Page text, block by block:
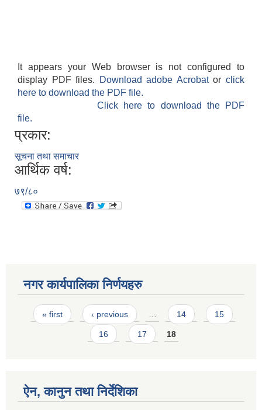
It appears your Web browser is not configured to
display PDF files.
Download adobe Acrobatorclick
here to download the PDF file.
Click here to download the PDF
file.
प्रकार:
सूचना तथा समाचार
आर्थिक वर्ष:
७९/८०
नगर कार्यपालिका निर्णयहरु
Pages
« first ‹ previous … 14 15
16 17 18
ऐन, कानुन तथा निर्देशिका